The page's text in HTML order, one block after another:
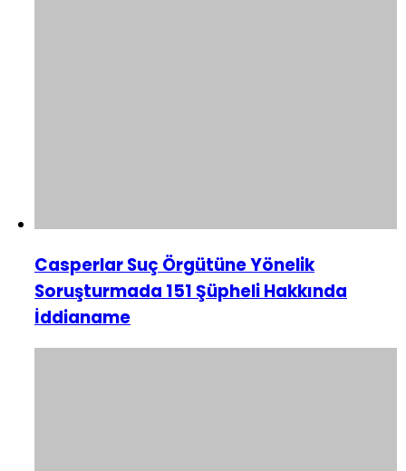
Casperlar Suç Örgütüne Yönelik
Soruşturmada 151 Şüpheli Hakkında
İddianame